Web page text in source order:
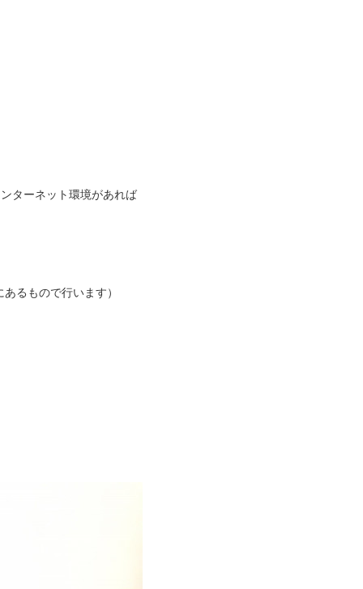
ターネット環境があれば
るもので行います）